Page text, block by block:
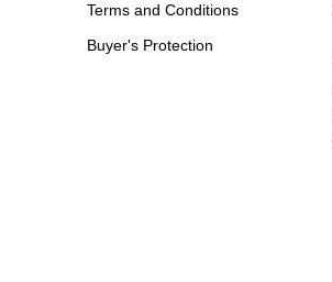
Terms and Conditions
Buyer's Protection